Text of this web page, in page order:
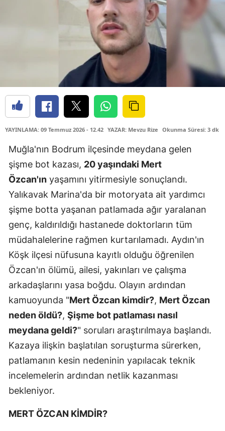
YAYINLAMA: 09 Temmuz 2026 - 12.42 YAZAR: Mevzu Rize Okunma Süresi: 3 dk
Muğla'nın Bodrum ilçesinde meydana gelen
şişme bot kazası, 20 yaşındaki Mert
Özcan'ın yaşamını yitirmesiyle sonuçlandı.
Yalıkavak Marina'da bir motoryata ait yardımcı
şişme botta yaşanan patlamada ağır yaralanan
genç, kaldırıldığı hastanede doktorların tüm
müdahalelerine rağmen kurtarılamadı. Aydın'ın
Köşk ilçesi nüfusuna kayıtlı olduğu öğrenilen
Özcan'ın ölümü, ailesi, yakınları ve çalışma
arkadaşlarını yasa boğdu. Olayın ardından
kamuoyunda "Mert Özcan kimdir?, Mert Özcan
neden öldü?, Şişme bot patlaması nasıl
meydana geldi?" soruları araştırılmaya başlandı.
Kazaya ilişkin başlatılan soruşturma sürerken,
patlamanın kesin nedeninin yapılacak teknik
incelemelerin ardından netlik kazanması
bekleniyor.
MERT ÖZCAN KİMDİR?